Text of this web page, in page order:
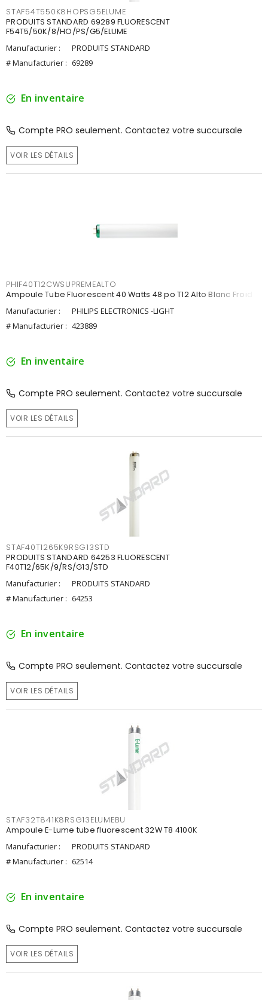
STAF54T550K8HOPSG5ELUME
PRODUITS STANDARD 69289 FLUORESCENT
F54T5/50K/8/HO/PS/G5/ELUME
Manufacturier :
PRODUITS STANDARD
# Manufacturier : 69289
En inventaire
Compte PRO seulement. Contactez votre succursale
VOIR LES DÉTAILS
PHIF40T12CWSUPREMEALTO
Ampoule Tube Fluorescent 40 Watts 48 po T12 Alto Blanc Froid
Manufacturier :
PHILIPS ELECTRONICS -LIGHT
# Manufacturier : 423889
En inventaire
Compte PRO seulement. Contactez votre succursale
VOIR LES DÉTAILS
STAF40T1265K9RSG13STD
PRODUITS STANDARD 64253 FLUORESCENT
F40T12/65K/9/RS/G13/STD
Manufacturier :
PRODUITS STANDARD
# Manufacturier : 64253
En inventaire
Compte PRO seulement. Contactez votre succursale
VOIR LES DÉTAILS
STAF32T841K8RSG13ELUMEBU
Ampoule E-Lume tube fluorescent 32W T8 4100K
Manufacturier :
PRODUITS STANDARD
# Manufacturier : 62514
En inventaire
Compte PRO seulement. Contactez votre succursale
VOIR LES DÉTAILS